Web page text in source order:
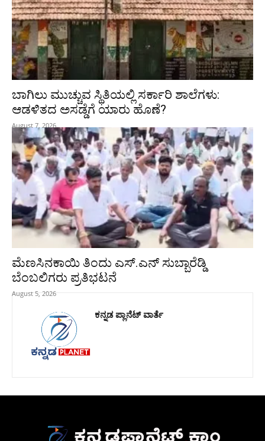
ಬಾಗಿಲು ಮುಚ್ಚುವ ಸ್ಥಿತಿಯಲ್ಲಿ ಸರ್ಕಾರಿ ಶಾಲೆಗಳು:
ಆಡಳಿತದ ಅಸಡ್ಡೆಗೆ ಯಾರು ಹೊಣೆ?
August 7, 2026
ಮೆಣಸಿನಕಾಯಿ ತಿಂದು ಎಸ್.ಎನ್ ಸುಬ್ಬಾರೆಡ್ಡಿ
ಬೆಂಬಲಿಗರು ಪ್ರತಿಭಟನೆ
August 5, 2026
ಕನ್ನಡ ಪ್ಲಾನೆಟ್ ವಾರ್ತೆ